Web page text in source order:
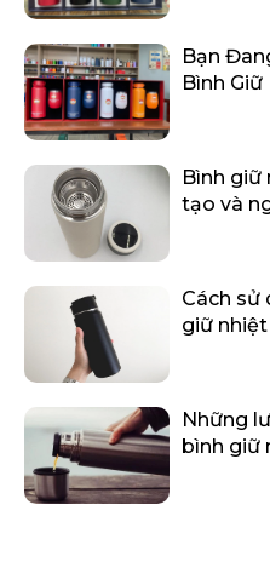
Bạn
Bình Giữ
Bình giữ
tạo và
Cách sử
giữ
Những
bình giữ